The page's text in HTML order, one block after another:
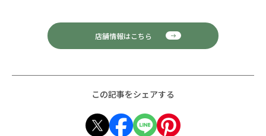
店舗情報はこちら
この記事をシェアする